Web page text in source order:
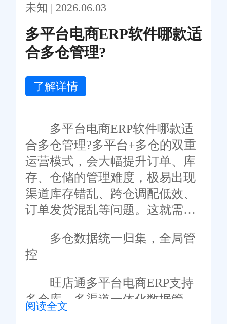
未知 | 2026.06.03
多平台电商ERP软件哪款适
合多仓管理?
了解详情
多平台电商ERP软件哪款适
合多仓管理?多平台+多仓的双重
运营模式，会大幅提升订单、库
存、仓储的管理难度，极易出现
渠道库存错乱、跨仓调配低效、
订单发货混乱等问题。这就需要
软件，旺店通多平台电商ERP的
多仓管理功能成熟完善，高度适
配企业运营需求。
多仓数据统一归集，全局管
控
旺店通多平台电商ERP支持
多仓库、多渠道一体化数据管
控，可将企业所有线下仓库、前
阅读全文